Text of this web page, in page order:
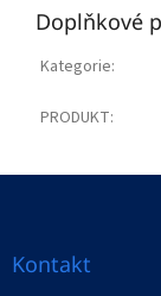
Doplňkové
Kategorie:
PRODUKT:
Kontakt